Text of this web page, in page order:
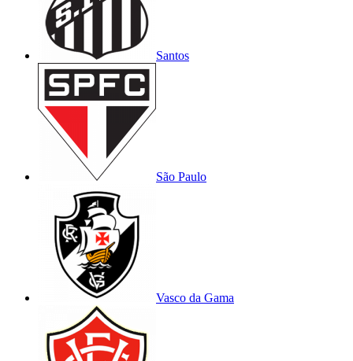
Santos
São Paulo
Vasco da Gama